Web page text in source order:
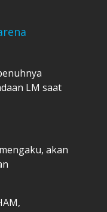
LM saat
akan